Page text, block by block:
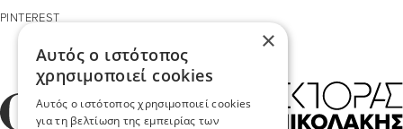
PINTEREST
×
Αυτός ο ιστότοπος
χρησιμοποιεί cookies
Αυτός ο ιστότοπος χρησιμοποιεί cookies
για τη βελτίωση της εμπειρίας των